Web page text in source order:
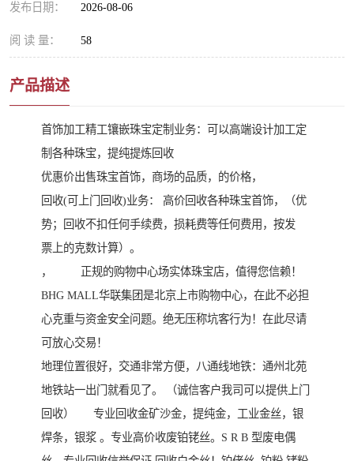
发布日期： 2026-08-06
阅 读 量： 58
产品描述
首饰加工精工镶嵌珠宝定制业务：可以高端设计加工定
制各种珠宝，提纯提炼回收
优惠价出售珠宝首饰，商场的品质，的价格，
回收(可上门回收)业务： 高价回收各种珠宝首饰，（优
势；回收不扣任何手续费，损耗费等任何费用，按发
票上的克数计算）。
， 正规的购物中心场实体珠宝店，值得您信赖！
BHG MALL华联集团是北京上市购物中心，在此不必担
心克重与资金安全问题。绝无压称坑客行为！在此尽请
可放心交易！
地理位置很好，交通非常方便，八通线地铁：通州北苑
地铁站一出门就看见了。 （诚信客户我司可以提供上门
回收） 专业回收金矿沙金，提纯金，工业金丝，银
焊条，银浆 。专业高价收废铂铑丝。S R B 型废电偶